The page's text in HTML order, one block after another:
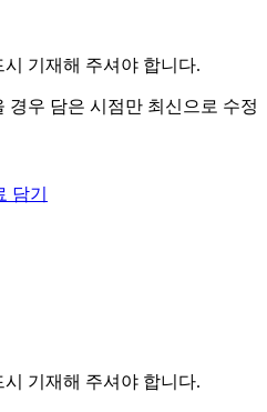
기재해 주셔야 합니다.
경우 담은 시점만 최신으로 수정
담기
기재해 주셔야 합니다.